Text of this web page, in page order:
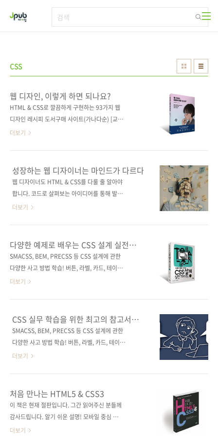
CSS
웹 디자인, 이렇게 하면 되나요?
HTML & CSS로 깔끔하게 구현하는 93가지 웹
디자인 레시피 도서구매 사이트(가나다순) [교보
문고] [도서11번가] [알라딘] [예스이십사] [인터
사 출판사 제이펍 저작권사 Mynavi Publishing
Co. 원서명 現場で使える Webデザインアイ
デアレシピ (ISBN 9784839977351) 도서명
& CSS로 깔끔하게 구현하는 93가지 웹 디자인
레시피 지은이 고바야시 마사유키 옮긴이 김모
판일 2022. 11. 10 페이지 296쪽 판 형 46배판
변형(188*245*12.6) 제 본 무선(sof..
더보기
성장하는 웹 디자이너는 마인드가 다르다
웹 디자이너도 HTML & CSS를 다룰 줄 알아야
합니다. 코드로 살펴보는 아이디어를 통해 발상
을 전환하는 힘을 기르세요. HTML & CSS의 기
자인 코드 레시피! 실무에 조금 익숙해졌는데, 어
느새 처음의 열정은 식어가고 항상 같은 코드를
붙여넣기하며 이미지만 교체하고 있지는 않은가
까?'라는 새로운 시도를 다짐하다가도, 복잡한
코드 구현과 바쁜 마감에 쫓겨서 저번에 쓴 방식
가 제대로 쌓이는지 걱정된다면, 잠시 주목하세
요. 원하는 코드는 인터넷에서 찾으면 얼추 나옵
니다. 그러나 정확하고 빠르게 일 처리를 해야 하
는 실무에서 ..
더보기
다양한 예제로 배우는 CSS 설계 실전
가이드
SMACSS, BEM, PRECSS 등 CSS 설계에 관한
다양한 사고 방법 학습! 버튼, 라벨, 카드, 테이블
등 실질적인 코드 다수 수록! CSS를 보다 깊이
루니스] [알라딘] [예스이십사] [인터파크] [쿠
팡] 전자책 구매 사이트(가나다순)[교보문고] [구
글북스] [리디북스] [알라딘] [예스이십사] 출판
完全ガイド ~詳細解説+実践的モジュール集
(ISBN 9784297111731)저자명 한다 아츠시
412쪽시리즈 (없음)판 형 46배판변형
(188*245*20)제 본 무선(soft cover)정 가
25,000원I..
더보기
CSS 실무 학습을 위한 최고의 참고서를
소개합니다!
SMACSS, BEM, PRECSS 등 CSS 설계에 관한
다양한 사고 방법 학습! 버튼, 라벨, 카드, 테이블
등 실질적인 코드 다수 수록! CSS를 보다 깊이
CSS가 제공하는 쉽고 유연한 규칙과 사용성 때
문에 환경에 따라 이용하는 형태가 그야말로 천
차만별입니다. 실제로 여러분이 CSS를 직접 구
용할 때의 기억을 떠올려 보시기 바랍니다. ‘이
더보기
처음 만나는 HTML5 & CSS3
이 책은 현재 절판입니다. 그간 읽어주신 분들께
감사드립니다. 알기 쉬운 설명! 모바일 중심 예
제!당신이 알던 그 예전의 HTML과 CSS가 아니
더보기